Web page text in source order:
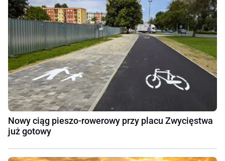
Nowy ciąg pieszo-rowerowy przy placu Zwycięstwa
już gotowy